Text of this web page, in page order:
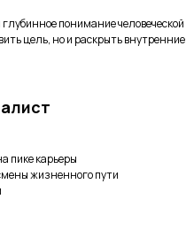
понимание человеческой
цель, но и раскрыть внутренние
пике карьеры
жизненного пути